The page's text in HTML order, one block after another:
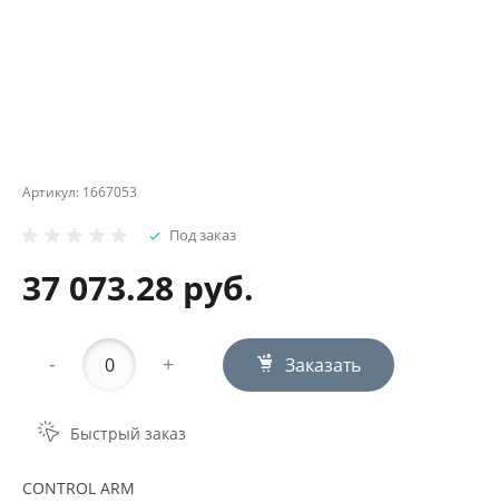
Артикул: 1667053
Под заказ
37 073.28 руб.
- + Заказать
Быстрый заказ
CONTROL ARM